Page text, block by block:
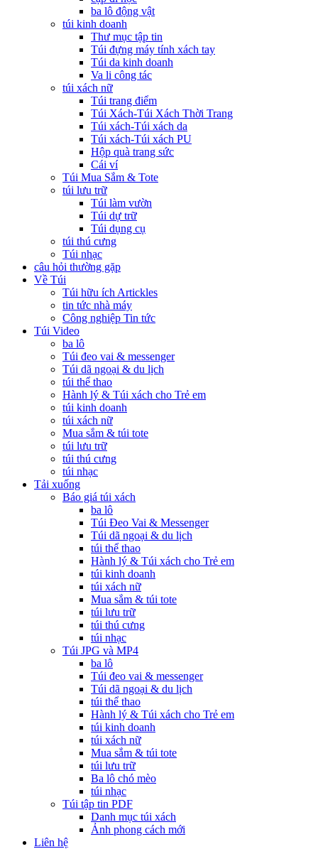
ba lô động vật
túi kinh doanh
Thư mục tập tin
Túi đựng máy tính xách tay
Túi da kinh doanh
Va li công tác
túi xách nữ
Túi trang điểm
Túi Xách-Túi Xách Thời Trang
Túi xách-Túi xách da
Túi xách-Túi xách PU
Hộp quà trang sức
Cái ví
Túi Mua Sắm & Tote
túi lưu trữ
Túi làm vườn
Túi dự trữ
Túi dụng cụ
túi thú cưng
Túi nhạc
câu hỏi thường gặp
Về Túi
Túi hữu ích Artickles
tin tức nhà máy
Công nghiệp Tin tức
Túi Video
ba lô
Túi đeo vai & messenger
Túi dã ngoại & du lịch
túi thể thao
Hành lý & Túi xách cho Trẻ em
túi kinh doanh
túi xách nữ
Mua sắm & túi tote
túi lưu trữ
túi thú cưng
túi nhạc
Tải xuống
Báo giá túi xách
ba lô
Túi Đeo Vai & Messenger
Túi dã ngoại & du lịch
túi thể thao
Hành lý & Túi xách cho Trẻ em
túi kinh doanh
túi xách nữ
Mua sắm & túi tote
túi lưu trữ
túi thú cưng
túi nhạc
Túi JPG và MP4
ba lô
Túi đeo vai & messenger
Túi dã ngoại & du lịch
túi thể thao
Hành lý & Túi xách cho Trẻ em
túi kinh doanh
túi xách nữ
Mua sắm & túi tote
túi lưu trữ
Ba lô chó mèo
túi nhạc
Túi tập tin PDF
Danh mục túi xách
Ảnh phong cách mới
Liên hệ